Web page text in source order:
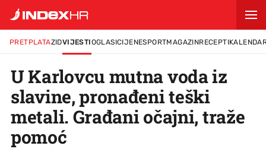
PRETPLATAZIDVIJESTIOGLASICIJENESPORTMAGAZINRECEPTI
U Karlovcu mutna voda iz
slavine, pronađeni teški
metali. Građani očajni, traže
pomoć